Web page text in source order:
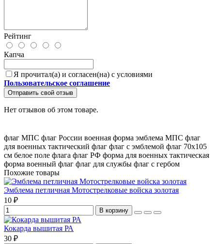
Рейтинг
Капча
Я прочитал(а) и согласен(на) с условиями
Пользовательское соглашение
Отправить свой отзыв
Нет отзывов об этом товаре.
флаг МПС флаг России военная форма эмблема МПС флаг
для военных тактический флаг флаг с эмблемой флаг 70х105
см белое поле флага флаг РФ форма для военных тактическая
форма военный флаг флаг для службы флаг с гербом
Похожие товары
Эмблема петличная Мотострелковые войска золотая
10 ₽
В корзину
Кокарда вышитая РА
30 ₽